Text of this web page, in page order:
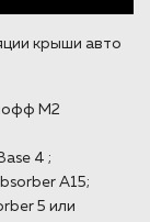
крыши авто
М2
4 ;
A15;
5 или